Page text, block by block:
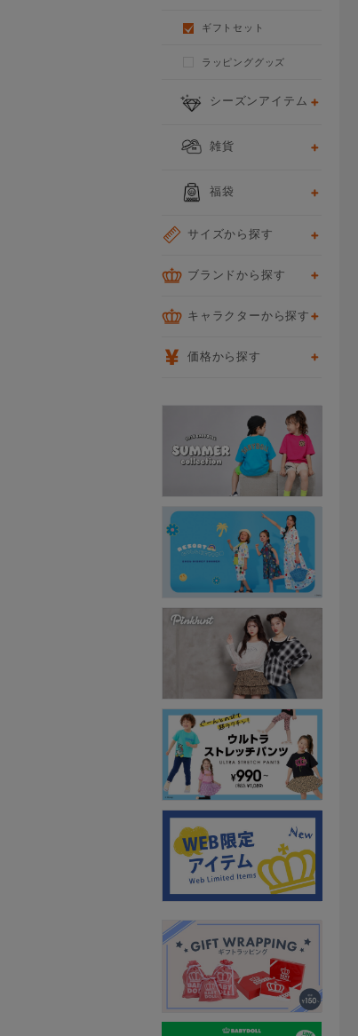
ギフトセット
ラッピンググッズ
シーズンアイテム
雑貨
福袋
サイズから探す
ブランドから探す
キャラクターから探す
価格から探す